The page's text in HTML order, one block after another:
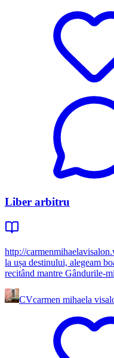
Liber arbitru
http://
la ușa destinului, alegeam
recitând mantre Gândurile-
CVcarmen mihaela